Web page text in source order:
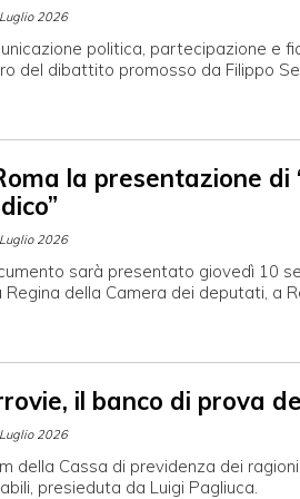
2026
politica, partecipazione e
del dibattito promosso da Filippo
la presentazione di
2026
sarà presentato giovedì 10
Regina della Camera dei deputati, a
il banco di prova
2026
della Cassa di previdenza dei
presieduta da Luigi Pagliuca.